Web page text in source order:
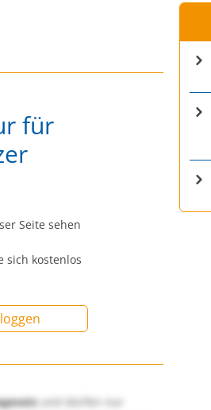
für
Seite sehen
sich kostenlos
und dürfen nur